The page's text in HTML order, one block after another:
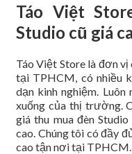
Táo Việt
Studio cũ giá
Táo Việt Store là đơn vị
tại TPHCM, có nhiều
dạn kinh nghiệm.
xuống của thị trường.
giá thu mua đèn
cao. Chúng tôi có đầy
cao tận nơi tại TPHCM.